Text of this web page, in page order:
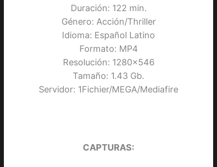
Duración: 122 min.
Género: Acción/Thriller
Idioma: Español Latino
Formato: MP4
Resolución: 1280×546
Tamaño: 1.43 Gb.
Servidor: 1Fichier/MEGA/Mediafire
CAPTURAS: